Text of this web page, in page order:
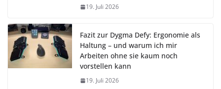
19. Juli 2026
Fazit zur Dygma Defy: Ergonomie als
Haltung – und warum ich mir
Arbeiten ohne sie kaum noch
vorstellen kann
19. Juli 2026